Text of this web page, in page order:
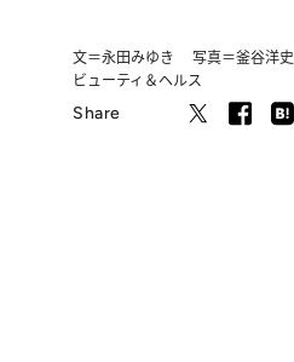
文＝永田みゆき 写真＝釜谷洋史
ビューティ＆ヘルス
Share